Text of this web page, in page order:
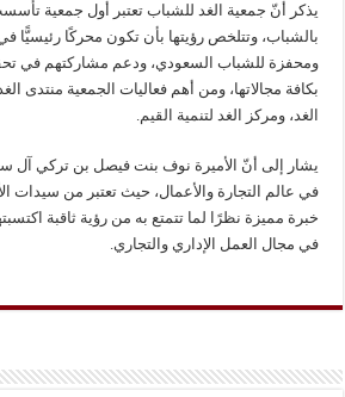
بالشباب، وتتلخص رؤيتها بأن تكون محركًا رئيسيًّا في
ومحفزة للشباب السعودي، ودعم مشاركتهم في
بكافة مجالاتها، ومن أهم فعاليات الجمعية منتدى
الغد، ومركز الغد لتنمية القيم.
يشار إلى أنّ الأميرة نوف بنت فيصل بن تركي آل
في عالم التجارة والأعمال، حيث تعتبر من سيدات
خبرة مميزة نظرًا لما تتمتع به من رؤية ثاقبة
في مجال العمل الإداري والتجاري.